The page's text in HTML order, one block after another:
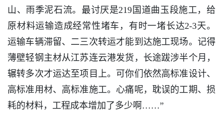
山、雨季泥石流。最讨厌是219国道曲玉段施工，给
原材料运输造成经常性堵车，有时一堵长达2-3天。
运输车辆滞留、二三次转运才能到达施工现场。记得
薄壁轻钢主材从江苏连云港发货，长途跋涉半个月，
辗转多次才运达至项目上。可你们依然高标准设计、
高标准用材、高标准施工。心痛呢，耽误的工期、损
耗的材料，工程成本增加了多少啊……”